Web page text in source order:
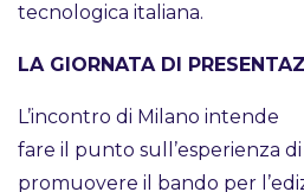
tecnologica italiana.
LA GIORNATA DI
L’incontro di Milano intende
fare il punto sull’esperienza
promuovere il bando per